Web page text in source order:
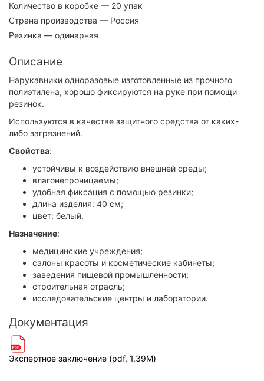
Количество в коробке — 20 упак
Страна производства — Россия
Резинка — одинарная
Описание
Нарукавники одноразовые изготовленные из прочного
полиэтилена, хорошо фиксируются на руке при помощи
резинок.
Используются в качестве защитного средства от каких-
либо загрязнений.
Свойства:
устойчивы к воздействию внешней среды;
влагонепроницаемы;
удобная фиксация с помощью резинки;
длина изделия: 40 см;
цвет: белый.
Назначение:
медицинские учреждения;
салоны красоты и косметические кабинеты;
заведения пищевой промышленности;
строительная отрасль;
исследовательские центры и лаборатории.
Документация
Экспертное заключение (pdf, 1.39M)